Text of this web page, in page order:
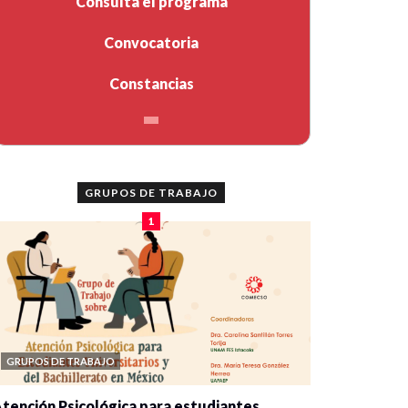
Convocatoria
Constancias
GRUPOS DE TRABAJO
1
GRUPOS DE TRABAJO